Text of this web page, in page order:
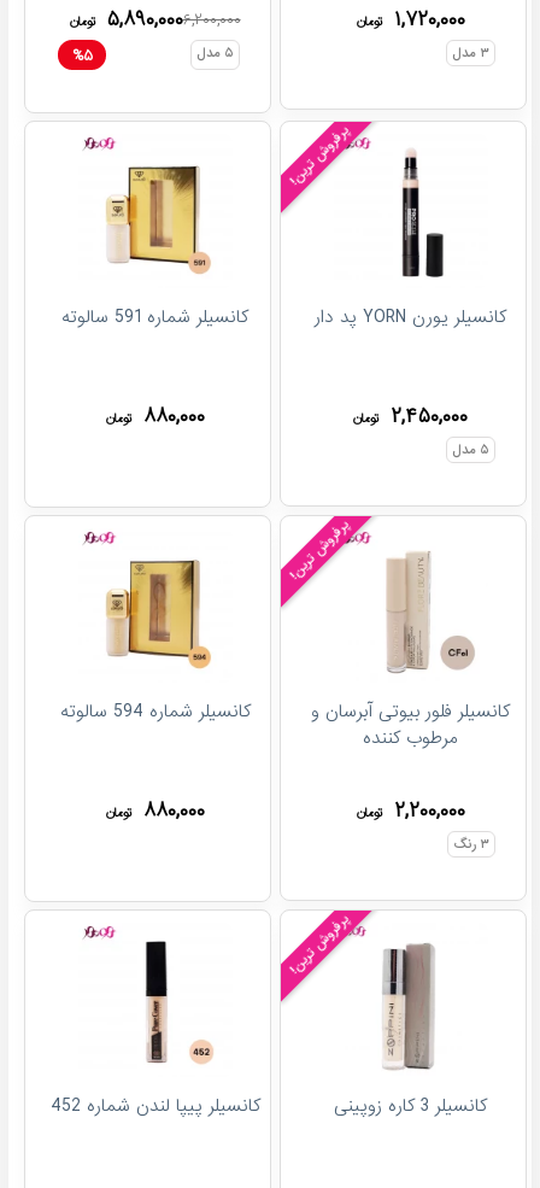
۱,۷۲۰,۰۰۰
تومان
۳ مدل
۶,۲۰۰,۰۰۰۵,۸۹۰,۰۰۰
تومان
۵ مدل %۵
پرفروش ترین!
کانسیلر یورن YORN پد دار
۲,۴۵۰,۰۰۰
تومان
۵ مدل
کانسیلر شماره 591 سالوته
۸۸۰,۰۰۰ تومان
پرفروش ترین!
کانسیلر فلور بیوتی آبرسان و
مرطوب کننده
۲,۲۰۰,۰۰۰
تومان
۳ رنگ
کانسیلر شماره 594 سالوته
۸۸۰,۰۰۰ تومان
پرفروش ترین!
کانسیلر 3 کاره زوپینی کانسیلر پیپا لندن شماره 452